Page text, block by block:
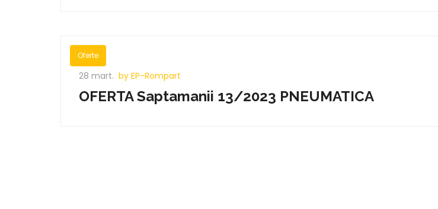
Oferte
28 mart. by EP-Rompart
OFERTA Saptamanii 13/2023 PNEUMATICA